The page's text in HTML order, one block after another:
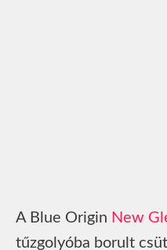
A Blue Origin New
tűzgolyóba borult